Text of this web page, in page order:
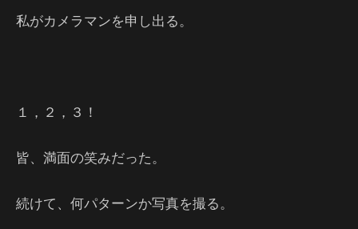
私がカメラマンを申し出る。
１，２，３！
皆、満面の笑みだった。
続けて、何パターンか写真を撮る。